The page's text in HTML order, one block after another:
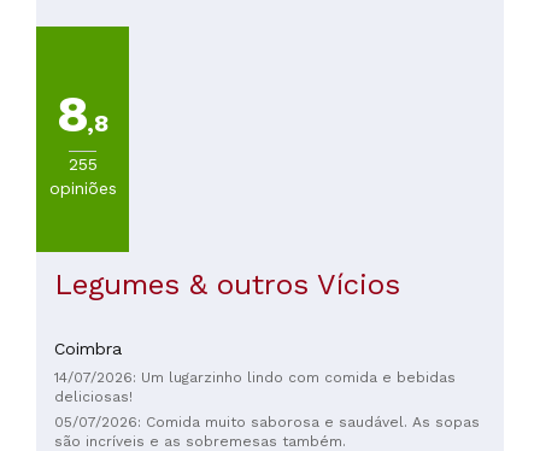
8,8
255
opiniões
Legumes & outros Vícios
Coimbra
14/07/2026: Um lugarzinho lindo com comida e bebidas
deliciosas!
05/07/2026: Comida muito saborosa e saudável. As sopas
são incríveis e as sobremesas também.